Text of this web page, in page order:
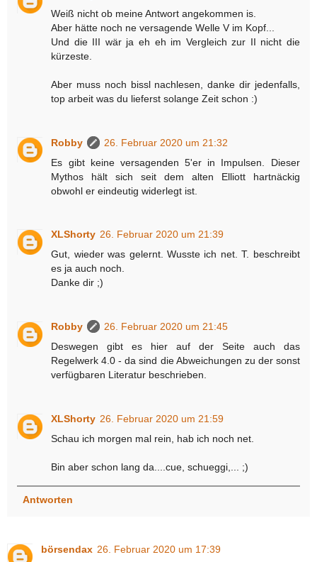
Weiß nicht ob meine Antwort angekommen is.
Aber hätte noch ne versagende Welle V im Kopf...
Und die III wär ja eh eh im Vergleich zur II nicht die
kürzeste.
Aber muss noch bissl nachlesen, danke dir jedenfalls,
top arbeit was du lieferst solange Zeit schon :)
Robby
26. Februar 2020 um 21:32
Es gibt keine versagenden 5'er in Impulsen. Dieser
Mythos hält sich seit dem alten Elliott hartnäckig
obwohl er eindeutig widerlegt ist.
XLShorty 26. Februar 2020 um 21:39
Gut, wieder was gelernt. Wusste ich net. T. beschreibt
es ja auch noch.
Danke dir ;)
Robby
26. Februar 2020 um 21:45
Deswegen gibt es hier auf der Seite auch das
Regelwerk 4.0 - da sind die Abweichungen zu der sonst
verfügbaren Literatur beschrieben.
XLShorty 26. Februar 2020 um 21:59
Schau ich morgen mal rein, hab ich noch net.
Bin aber schon lang da....cue, schueggi,... ;)
Antworten
börsendax 26. Februar 2020 um 17:39